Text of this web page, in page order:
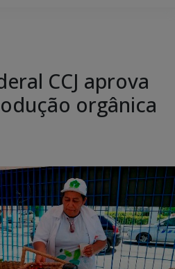
CCJ aprova
orgânica